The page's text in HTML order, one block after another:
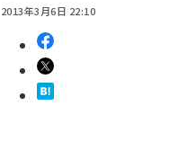
2013年3月6日 22:10